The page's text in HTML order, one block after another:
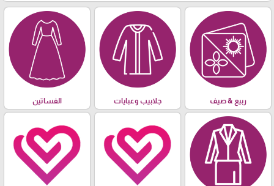
ربيع & صيف جلابيب وعبايات الفساتين